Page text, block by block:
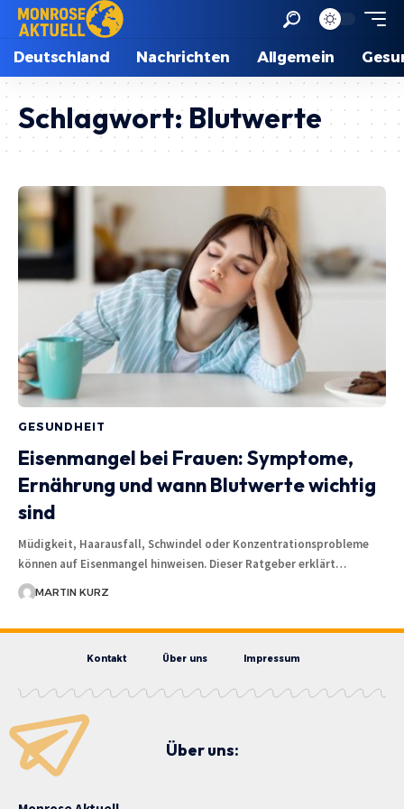
Deutschland Nachrichten Allgemein
Schlagwort: Blutwerte
GESUNDHEIT
Eisenmangel bei Frauen: Symptome,
Ernährung und wann Blutwerte wichtig
sind
Müdigkeit, Haarausfall, Schwindel oder Konzentrationsprobleme
können auf Eisenmangel hinweisen. Dieser Ratgeber erklärt…
MARTIN KURZ
Kontakt Über uns Impressum
Über uns: